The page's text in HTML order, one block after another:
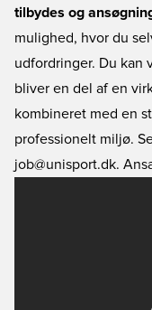
tilbydes og
mulighed, hvor du
udfordringer. Du kan
bliver en del af en
kombineret med en
professionelt miljø.
job@unisport.dk.